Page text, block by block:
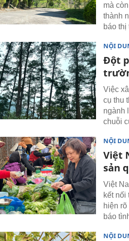
mà
thành
báo
NỘI
Đột
Việc
cụ thu
ngành
chuỗi
NỘI
Việt
sản
Việt
kết nối
hiện
báo
NỘI